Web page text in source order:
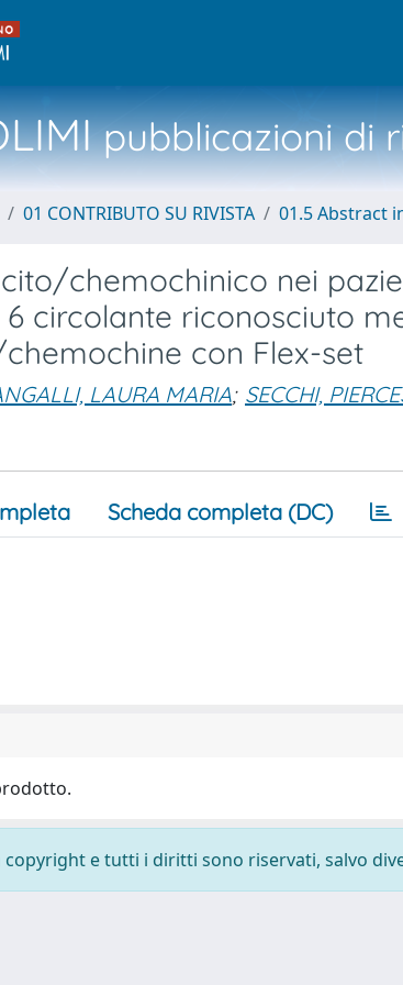
pubblicazioni di
01 CONTRIBUTO SU RIVISTA 01.5 Abstract
chemochinico nei
circolante riconosciuto
con Flex-set
LAURA MARIA; SECCHI,
Scheda completa (DC)
e tutti i diritti sono riservati, salvo